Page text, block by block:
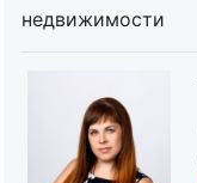
недвижимости